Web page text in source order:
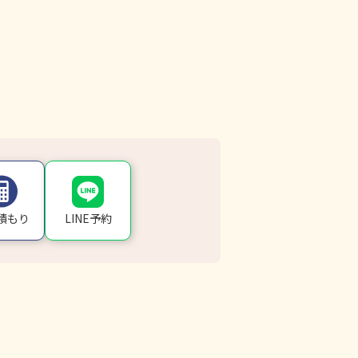
もり LINE予約